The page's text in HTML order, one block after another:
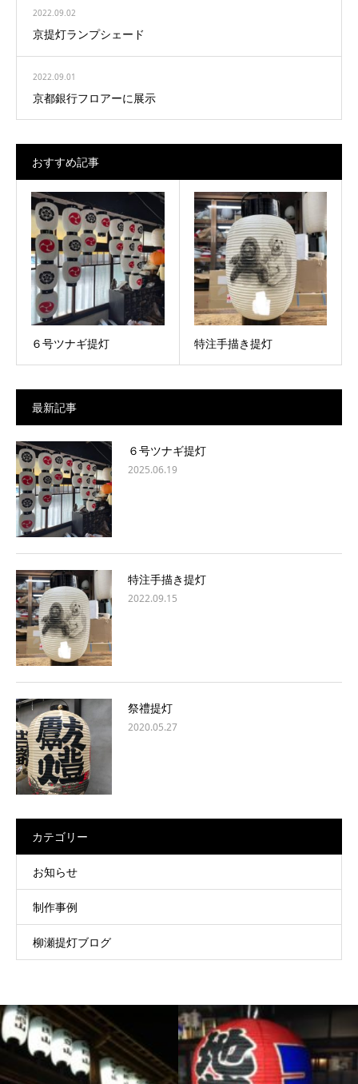
2022.09.02
京提灯ランプシェード
2022.09.01
京都銀行フロアーに展示
おすすめ記事
６号ツナギ提灯 特注手描き提灯
最新記事
６号ツナギ提灯
2025.06.19
特注手描き提灯
2022.09.15
祭禮提灯
2020.05.27
カテゴリー
お知らせ
制作事例
柳瀬提灯ブログ